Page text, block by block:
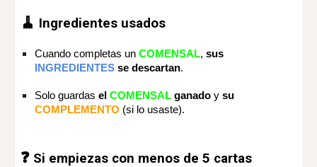
🧹 Ingredientes usados
Cuando completas unCOMENSAL,sus
INGREDIENTES se descartan.
Solo guardaselCOMENSALganado ysu
COMPLEMENTO (si lo usaste).
❓ Si empiezas con menos de 5 cartas